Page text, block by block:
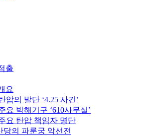
출
요
압의 발단 ‘4.25 사건’
요 박해기구 ‘610사무실’
요 탄압 책임자 명단
당의 파룬궁 악선전